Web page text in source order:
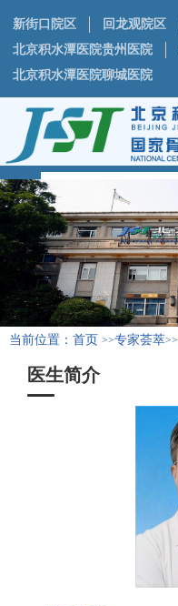
新街口院区 回龙观院区
北京积水潭医院贵州医院
北京积水潭医院聊城医院
当前位置： 首页 >>专家荟萃>>
医生简介